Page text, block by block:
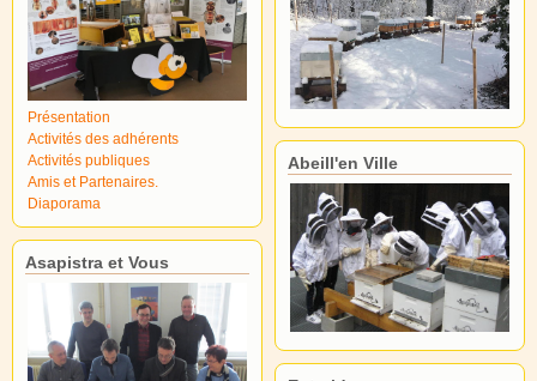
Présentation
Activités des adhérents
Activités publiques
Amis et Partenaires.
Diaporama
Asapistra et Vous
Abeill'en Ville